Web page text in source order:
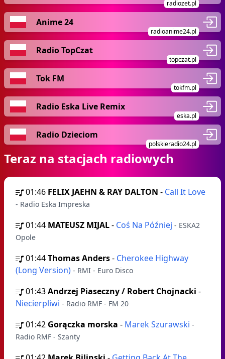
radiozet.pl
Anime 24
radioanime24.pl
Radio TopCzat
topczat.pl
Tok FM
tokfm.pl
Radio Eska Live Remix
eska.pl
Radio Dzieciom
polskieradio24.pl
Teraz na stacjach radiowych
01:46 FELIX JAEHN & RAY DALTON - Call It Love
- Radio Eska Impreska
01:44 MATEUSZ MIJAL- Coś Na Później - ESKA2
Opole
01:44Thomas Anders- Cherokee Highway
(Long Version) - RMI - Euro Disco
01:43Andrzej Piaseczny / Robert Chojnacki -
Niecierpliwi - Radio RMF - FM 20
01:42 Gorączka morska - Marek Szurawski -
Radio RMF - Szanty